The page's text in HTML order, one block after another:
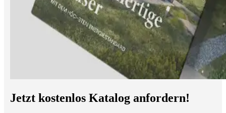
Jetzt kostenlos Katalog anfordern!